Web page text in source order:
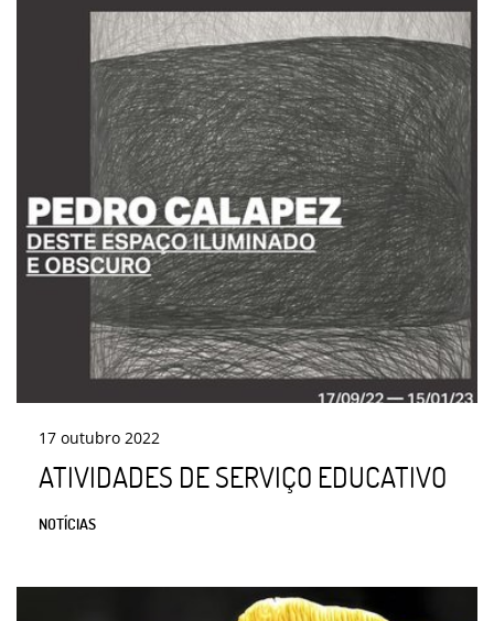
17 outubro 2022
ATIVIDADES DE SERVIÇO EDUCATIVO
NOTÍCIAS